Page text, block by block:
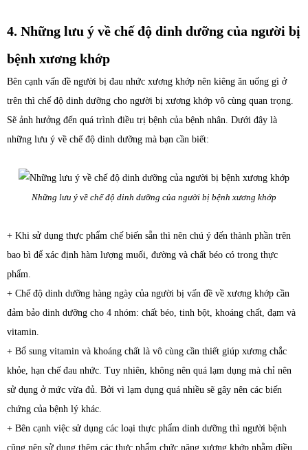
4. Những lưu ý về chế độ dinh dưỡng của người bị
bệnh xương khớp
Bên cạnh vấn đề người bị đau nhức xương khớp nên kiêng ăn uống gì ở
trên thì chế độ dinh dưỡng cho người bị xương khớp vô cùng quan trọng.
Sẽ ảnh hưởng đến quá trình điều trị bệnh của bệnh nhân. Dưới đây là
những lưu ý về chế độ dinh dưỡng mà bạn cần biết:
Những lưu ý về chế độ dinh dưỡng của người bị bệnh xương khớp
+ Khi sử dụng thực phẩm chế biến sẵn thì nên chú ý đến thành phần trên
bao bì để xác định hàm lượng muối, đường và chất béo có trong thực
phẩm.
+ Chế độ dinh dưỡng hàng ngày của người bị vấn đề về xương khớp cần
đảm bảo dinh dưỡng cho 4 nhóm: chất béo, tinh bột, khoáng chất, đạm và
vitamin.
+ Bổ sung vitamin và khoáng chất là vô cùng cần thiết giúp xương chắc
khỏe, hạn chế đau nhức. Tuy nhiên, không nên quá lạm dụng mà chỉ nên
sử dụng ở mức vừa đủ. Bởi vì lạm dụng quá nhiều sẽ gây nên các biến
chứng của bệnh lý khác.
+ Bên cạnh việc sử dụng các loại thực phẩm dinh dưỡng thì người bệnh
cũng nên sử dụng thêm các thực phẩm chức năng xương khớp nhằm điều